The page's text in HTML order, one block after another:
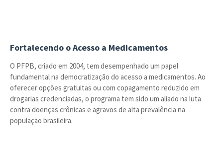
Fortalecendo o Acesso a Medicamentos
O PFPB, criado em 2004, tem desempenhado um papel
fundamental na democratização do acesso a medicamentos. Ao
oferecer opções gratuitas ou com copagamento reduzido em
drogarias credenciadas, o programa tem sido um aliado na luta
contra doenças crônicas e agravos de alta prevalência na
população brasileira.